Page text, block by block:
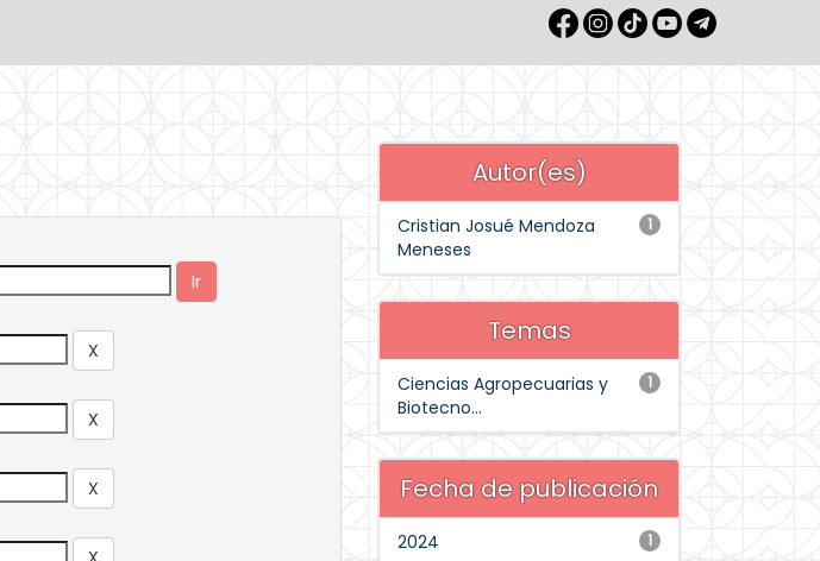
Autor(es)
1
Cristian Josué Mendoza
Meneses
Temas
1
Ciencias Agropecuarias y
Biotecno...
Fecha de publicación
1
2024